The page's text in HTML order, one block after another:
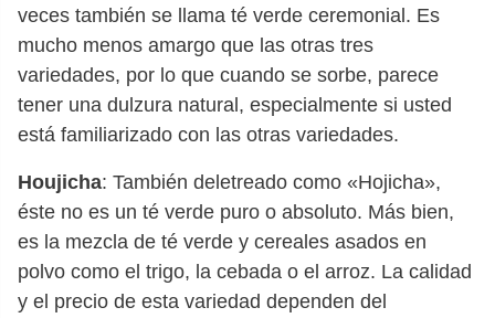
veces también se llama té verde ceremonial. Es
mucho menos amargo que las otras tres
variedades, por lo que cuando se sorbe, parece
tener una dulzura natural, especialmente si usted
está familiarizado con las otras variedades.
Houjicha: También deletreado como «Hojicha»,
éste no es un té verde puro o absoluto. Más bien,
es la mezcla de té verde y cereales asados en
polvo como el trigo, la cebada o el arroz. La calidad
y el precio de esta variedad dependen del